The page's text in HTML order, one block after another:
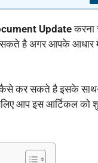
Updateकरना
है अगर आपके आधार
कैसे कर सकते है इसके
आप इस आर्टिकल